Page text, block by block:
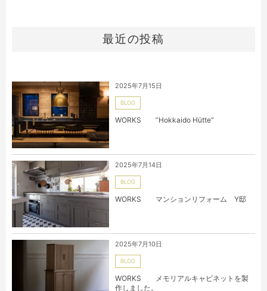
最近の投稿
2025年7月15日
BLOG
WORKS ”Hokkaido Hütte”
2025年7月14日
BLOG
WORKS マンションリフォーム Y邸
2025年7月10日
BLOG
WORKS メモリアルキャビネットを製
作しました。